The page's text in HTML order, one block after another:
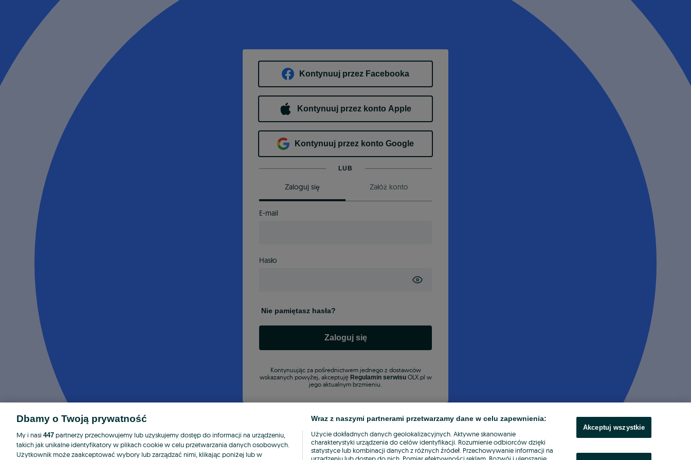
Kontynuuj przez Facebooka
Kontynuuj przez konto Apple
Kontynuuj przez konto Google
LUB
Zaloguj się Załóż konto
E-mail
Hasło
Nie pamiętasz hasła?
Zaloguj się
Kontynuując za pośrednictwem jednego z dostawców
wskazanych powyżej, akceptuję Regulamin serwisuOLX.pl w
jego aktualnym brzmieniu.
Dbamy o Twoją prywatność
My i nasi 447 partnerzy przechowujemy lub uzyskujemy dostęp do informacji na urządzeniu,
takich jak unikalne identyfikatory w plikach cookie w celu przetwarzania danych osobowych.
Użytkownik może zaakceptować wybory lub zarządzać nimi, klikając poniżej lub w
Wraz z naszymi partnerami przetwarzamy dane w celu zapewnienia:
Użycie dokładnych danych geolokalizacyjnych. Aktywne skanowanie
charakterystyki urządzenia do celów identyfikacji. Rozumienie odbiorców dzięki
statystyce lub kombinacji danych z różnych źródeł. Przechowywanie informacji na
Akceptuj wszystkie